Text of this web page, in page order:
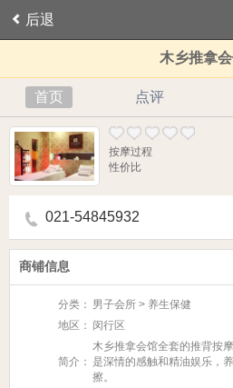
后退
木乡推拿
首页 点评
按摩过程
性价比
021-54845932
商铺信息
分类： 男子会所 > 养生保健
地区： 闵行区
简介：
木乡推拿会馆​全套的推背按
是深情的感触和精油娱乐，
擦。